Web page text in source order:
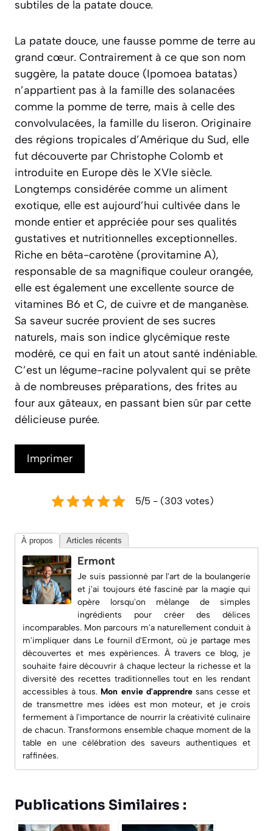
subtiles de la patate douce.
La patate douce, une fausse pomme de terre au
grand cœur. Contrairement à ce que son nom
suggère, la patate douce (Ipomoea batatas)
n’appartient pas à la famille des solanacées
comme la pomme de terre, mais à celle des
convolvulacées, la famille du liseron. Originaire
des régions tropicales d’Amérique du Sud, elle
fut découverte par Christophe Colomb et
introduite en Europe dès le XVIe siècle.
Longtemps considérée comme un aliment
exotique, elle est aujourd’hui cultivée dans le
monde entier et appréciée pour ses qualités
gustatives et nutritionnelles exceptionnelles.
Riche en bêta-carotène (provitamine A),
responsable de sa magnifique couleur orangée,
elle est également une excellente source de
vitamines B6 et C, de cuivre et de manganèse.
Sa saveur sucrée provient de ses sucres
naturels, mais son indice glycémique reste
modéré, ce qui en fait un atout santé indéniable.
C’est un légume-racine polyvalent qui se prête
à de nombreuses préparations, des frites au
four aux gâteaux, en passant bien sûr par cette
délicieuse purée.
Imprimer
5/5 - (303 votes)
À propos Articles récents
Ermont
Je suis passionné par l'art de la boulangerie
et j'ai toujours été fasciné par la magie qui
opère lorsqu'on mélange de simples
ingrédients pour créer des délices
incomparables. Mon parcours m'a naturellement conduit à
m'impliquer dans Le fournil d'Ermont, où je partage mes
découvertes et mes expériences. À travers ce blog, je
souhaite faire découvrir à chaque lecteur la richesse et la
diversité des recettes traditionnelles tout en les rendant
accessibles à tous. Mon envie d'apprendresans cesse et
de transmettre mes idées est mon moteur, et je crois
fermement à l'importance de nourrir la créativité culinaire
de chacun. Transformons ensemble chaque moment de la
table en une célébration des saveurs authentiques et
raffinées.
Publications Similaires :